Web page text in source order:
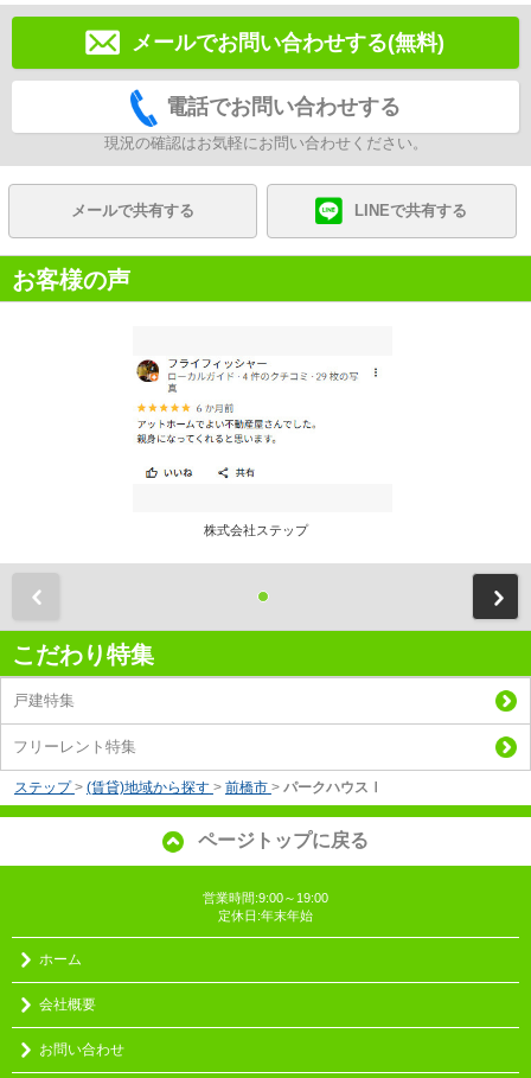
メールでお問い合わせする(無料)
電話でお問い合わせする
現況の確認はお気軽にお問い合わせください。
メールで共有する LINEで共有する
お客様の声
株式会社ステップ
こだわり特集
戸建特集
フリーレント特集
ステップ > (賃貸)地域から探す > 前橋市 > パークハウスⅠ
ページトップに戻る
営業時間:9:00～19:00
定休日:年末年始
ホーム
会社概要
お問い合わせ